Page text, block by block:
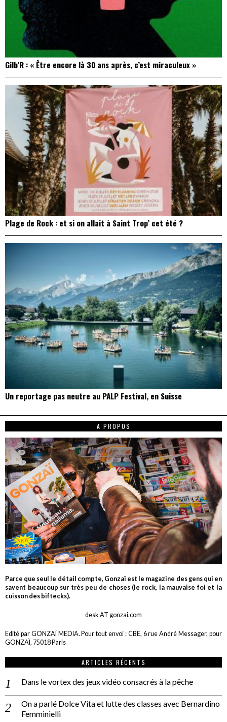
Gilb’R : « Être encore là 30 ans après, c’est miraculeux »
Plage de Rock : et si on allait à Saint Trop’ cet été ?
Un reportage pas neutre au PALP Festival, en Suisse
A PROPOS
Parce que seul le détail compte, Gonzaï est le magazine des gens qui en
savent beaucoup sur très peu de choses (le rock, la mauvaise foi et la
cuisson des biftecks).
desk AT gonzai.com
Edité par GONZAÏ MEDIA. Pour tout envoi : CBE, 6 rue André Messager, pour
GONZAÏ, 75018 Paris
ARTICLES RÉCENTS
Dans le vortex des jeux vidéo consacrés à la pêche
On a parlé Dolce Vita et lutte des classes avec Bernardino
Femminielli